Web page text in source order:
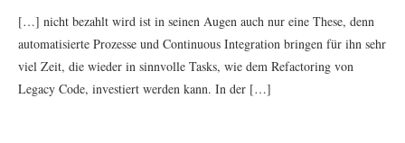
[…] nicht bezahlt wird ist in seinen Augen auch nur eine These, denn
automatisierte Prozesse und Continuous Integration bringen für ihn sehr
viel Zeit, die wieder in sinnvolle Tasks, wie dem Refactoring von
Legacy Code, investiert werden kann. In der […]